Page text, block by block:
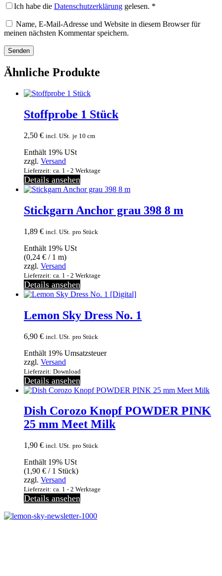
Ich habe die Datenschutzerklärung gelesen. *
Name, E-Mail-Adresse und Website in diesem Browser für
meinen nächsten Kommentar speichern.
Ähnliche Produkte
Stoffprobe 1 Stück
2,50 € incl. USt. je 10 cm
Enthält 19% USt
zzgl. Versand
Lieferzeit: ca. 1 - 2 Werktage
Details ansehen
Stickgarn Anchor grau 398 8 m
1,89 € incl. USt. pro Stück
Enthält 19% USt
(0,24 € / 1 m)
zzgl. Versand
Lieferzeit: ca. 1 - 2 Werktage
Details ansehen
Lemon Sky Dress No. 1
6,90 € incl. USt. pro Stück
Enthält 19% Umsatzsteuer
zzgl. Versand
Lieferzeit: Download
Details ansehen
Dish Corozo Knopf POWDER PINK
25 mm Meet Milk
1,90 € incl. USt. pro Stück
Enthält 19% USt
(1,90 € / 1 Stück)
zzgl. Versand
Lieferzeit: ca. 1 - 2 Werktage
Details ansehen